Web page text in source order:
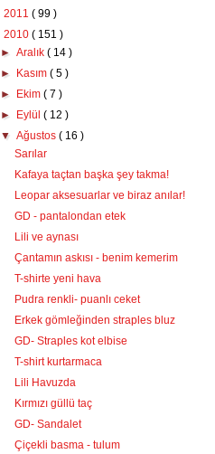
2011 ( 99 )
2010 ( 151 )
►Aralık( 14 )
►
Kasım( 5 )
►
Ekim( 7 )
►
Eylül( 12 )
▼Ağustos( 16 )
Sarılar
Kafaya taçtan başka şey takma!
Leopar aksesuarlar ve biraz anılar!
GD - pantalondan etek
Lili ve aynası
Çantamın askısı - benim kemerim
T-shirte yeni hava
Pudra renkli- puanlı ceket
Erkek gömleğinden straples bluz
GD- Straples kot elbise
T-shirt kurtarmaca
Lili Havuzda
Kırmızı güllü taç
GD- Sandalet
Çiçekli basma - tulum